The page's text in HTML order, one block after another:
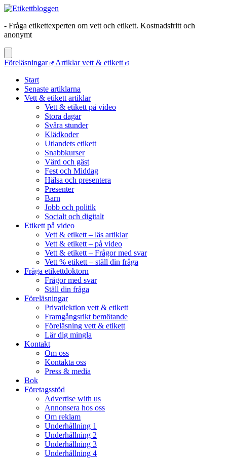
- Fråga etikettexperten om vett och etikett. Kostnadsfritt och
anonymt
Föreläsningar
Artiklar vett & etikett
Start
Senaste artiklarna
Vett & etikett artiklar
Vett & etikett på video
Stora dagar
Svåra stunder
Klädkoder
Utlandets etikett
Snabbkurser
Värd och gäst
Fest och Middag
Hälsa och presentera
Presenter
Barn
Jobb och politik
Socialt och digitalt
Etikett på video
Vett & etikett – läs artiklar
Vett & etikett – på video
Vett & etikett – Frågor med svar
Vett % etikett – ställ din fråga
Fråga etikettdoktorn
Frågor med svar
Ställ din fråga
Föreläsningar
Privatlektion vett & etikett
Framgångsrikt bemötande
Föreläsning vett & etikett
Lär dig mingla
Kontakt
Om oss
Kontakta oss
Press & media
Bok
Företagsstöd
Advertise with us
Annonsera hos oss
Om reklam
Underhållning 1
Underhållning 2
Underhållning 3
Underhållning 4